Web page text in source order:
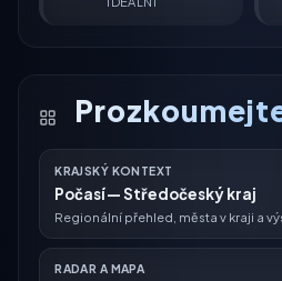
KRAJSKÝ KONTEXT
Počasí — Středočeský kraj
Regionální přehled, města v kraji a
RADAR A MAPA